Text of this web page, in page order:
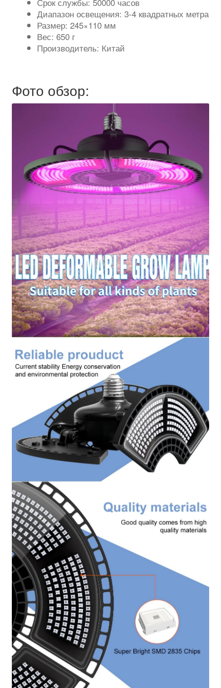
Диапазон освещения: 3-4 квадратных метра
Размер: 245×110 мм
Вес: 650 г
Производитель: Китай
Фото обзор: